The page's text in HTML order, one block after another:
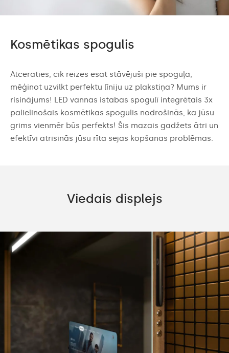
Kosmētikas spogulis
Atceraties, cik reizes esat stāvējuši pie spoguļa,
mēģinot uzvilkt perfektu līniju uz plakstiņa? Mums ir
risinājums! LED vannas istabas spogulī integrētais 3x
palielinošais kosmētikas spogulis nodrošinās, ka jūsu
grims vienmēr būs perfekts! Šis mazais gadžets ātri un
efektīvi atrisinās jūsu rīta sejas kopšanas problēmas.
Viedais displejs